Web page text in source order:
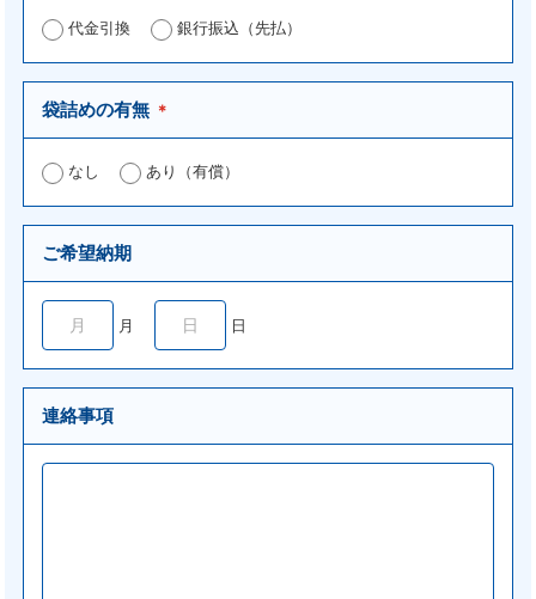
代金引換 銀行振込（先払）
袋詰めの有無 ＊
なし あり（有償）
ご希望納期
月 日
連絡事項